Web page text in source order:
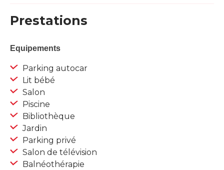
Prestations
Equipements
Parking autocar
Lit bébé
Salon
Piscine
Bibliothèque
Jardin
Parking privé
Salon de télévision
Balnéothérapie